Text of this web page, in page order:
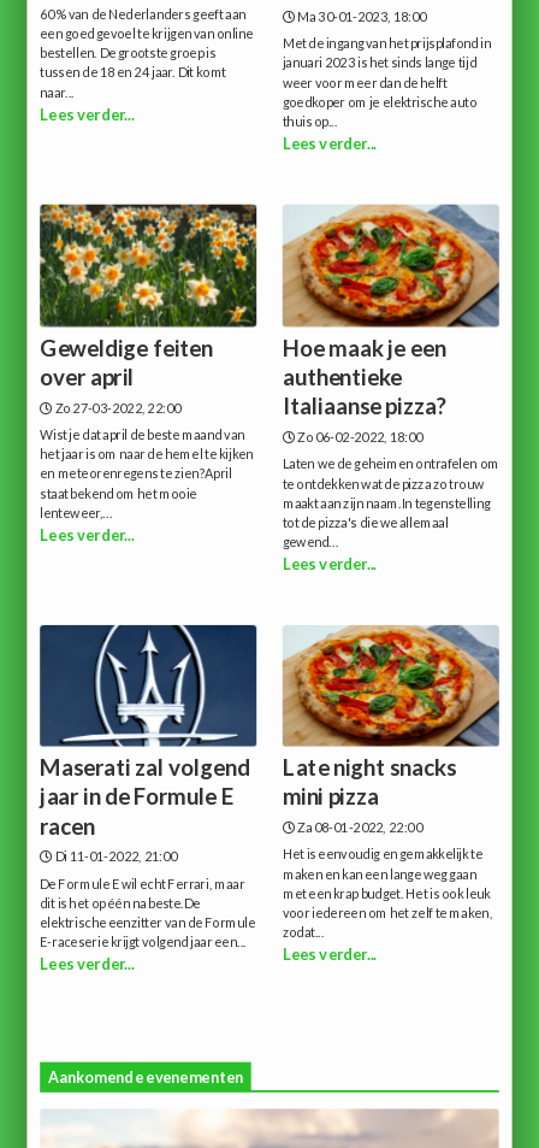
60% van de Nederlanders geeft aan
een goed gevoel te krijgen van online
bestellen. De grootste groep is
tussen de 18 en 24 jaar. Dit komt
naar...
Lees verder...
Ma 30-01-2023, 18:00
Met de ingang van het prijsplafond in
januari 2023 is het sinds lange tijd
weer voor meer dan de helft
goedkoper om je elektrische auto
thuis op...
Lees verder...
Geweldige feiten
over april
Zo 27-03-2022, 22:00
Wist je dat april de beste maand van
het jaar is om naar de hemel te kijken
en meteorenregens te zien?April
staat bekend om het mooie
lenteweer,...
Lees verder...
Hoe maak je een
authentieke
Italiaanse pizza?
Zo 06-02-2022, 18:00
Laten we de geheimen ontrafelen om
te ontdekken wat de pizza zo trouw
maakt aan zijn naam.In tegenstelling
tot de pizza's die we allemaal
gewend...
Lees verder...
Maserati zal volgend
jaar in de Formule E
racen
Di 11-01-2022, 21:00
De Formule E wil echt Ferrari, maar
dit is het op één na beste.De
elektrische eenzitter van de Formule
E-raceserie krijgt volgend jaar een...
Lees verder...
Late night snacks
mini pizza
Za 08-01-2022, 22:00
Het is eenvoudig en gemakkelijk te
maken en kan een lange weg gaan
met een krap budget. Het is ook leuk
voor iedereen om het zelf te maken,
zodat...
Lees verder...
Aankomende evenementen